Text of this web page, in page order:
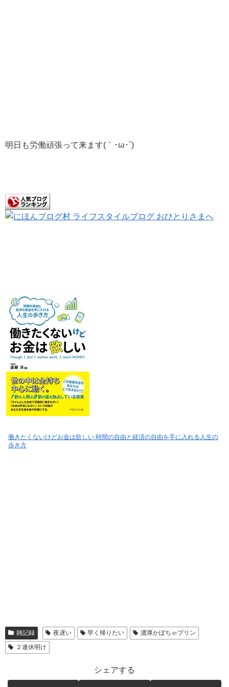
明日も労働頑張って来ます(｀･ω･´)
働きたくないけどお金は欲しい 時間の自由と経済の自由を手に入れる人生の
歩き方
雑記録 夜遅い 早く帰りたい
濃厚かぼちゃプリン
２連休明け
シェアする